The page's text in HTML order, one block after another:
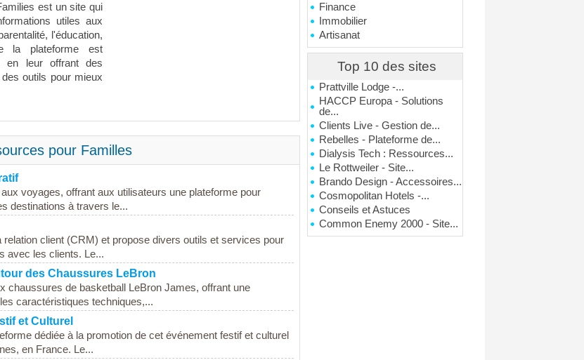
Finance
Immobilier
Artisanat
Top 10 des sites
Prattville Lodge -...
HACCP Europa - Solutions
de...
Clients Live - Gestion de...
Rebelles - Plateforme de...
Dialysis Tech : Ressources...
Le Rottweiler - Site...
Brando Design - Accessoires...
Cosmopolitan Hotels -...
Conseils et Astuces
Common Enemy 2000 - Site...
est un site qui
utiles aux
l'éducation,
la plateforme est
en leur offrant des
outils pour mieux
pour Familles
voyages, offrant aux utilisateurs une plateforme pour
destinations à travers le...
client (CRM) et propose divers outils et services pour
avec les clients. Le...
des Chaussures LeBron
chaussures de basketball LeBron James, offrant une
caractéristiques techniques,...
et Culturel
dédiée à la promotion de cet événement festif et culturel
en France. Le...